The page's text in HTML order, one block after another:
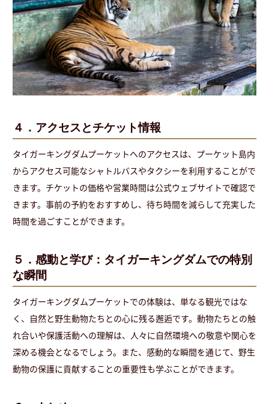
４．アクセスとチケット情報
タイガーキングダムプーケットへのアクセスは、プーケット島内
からアクセス可能なシャトルバスやタクシーを利用することがで
きます。チケットの価格や営業時間は公式ウェブサイトで確認で
きます。事前の予約をおすすめし、待ち時間を減らして充実した
時間を過ごすことができます。
５．感動と学び：タイガーキングダムでの特別
な瞬間
タイガーキングダムプーケットでの体験は、単なる観光ではな
く、自然と野生動物たちとの心に残る邂逅です。動物たちとの触
れ合いや保護活動への理解は、人々に自然環境への敬意や関心を
深める機会となるでしょう。また、感動的な瞬間を通じて、野生
動物の保護に貢献することの重要性も学ぶことができます。